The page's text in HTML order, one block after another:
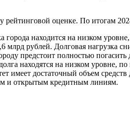
рейтинговой оценке. По итогам
города находится на низком
рублей. Долговая нагрузка
предстоит полностью
находятся на низком уровне,
достаточный объем
и открытым кредитным линиям.